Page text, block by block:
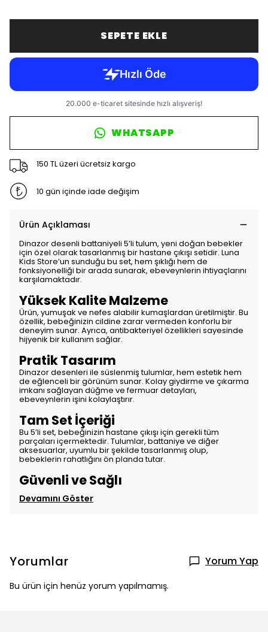
SEPETE EKLE
WHATSAPP
150 TL üzeri ücretsiz kargo
10 gün içinde iade değişim
Ürün Açıklaması
Dinazor desenli battaniyeli 5’li tulum, yeni doğan bebekler
için özel olarak tasarlanmış bir hastane çıkışı setidir. Luna
Kids Store’un sunduğu bu set, hem şıklığı hem de
fonksiyonelliği bir arada sunarak, ebeveynlerin ihtiyaçlarını
karşılamaktadır.
Yüksek Kalite Malzeme
Ürün, yumuşak ve nefes alabilir kumaşlardan üretilmiştir. Bu
özellik, bebeğinizin cildine zarar vermeden konforlu bir
deneyim sunar. Ayrıca, antibakteriyel özellikleri sayesinde
hijyenik bir kullanım sağlar.
Pratik Tasarım
Dinazor desenleri ile süslenmiş tulumlar, hem estetik hem
de eğlenceli bir görünüm sunar. Kolay giydirme ve çıkarma
imkanı sağlayan düğme ve fermuar detayları,
ebeveynlerin işini kolaylaştırır.
Tam Set İçeriği
Bu 5’li set, bebeğinizin hastane çıkışı için gerekli tüm
parçaları içermektedir. Tulumlar, battaniye ve diğer
aksesuarlar, uyumlu bir şekilde tasarlanmış olup,
bebeklerin rahatlığını ön planda tutar.
Güvenli ve Sağlı
Devamını Göster
Yorumlar Yorum Yap
Bu ürün için henüz yorum yapılmamış.